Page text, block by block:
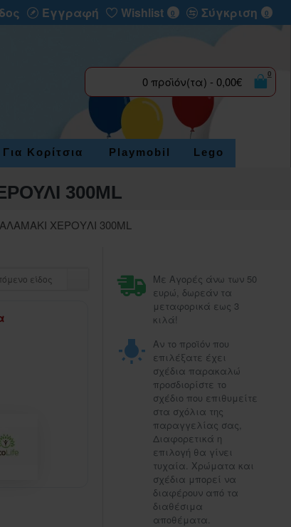
Εγγραφή Wishlist 0 Σύγκριση 0
0 προϊόν(τα) - 0,00€
0
Για Κορίτσια Playmobil Lego
ΧΕΡΟΥΛΙ 300ML
300ML
είδος
Με Αγορές άνω των 50
ευρώ, δωρεάν τα
μεταφορικά εως 3
κιλά!
Αν το προϊόν που
επιλέξατε έχει
σχέδια παρακαλώ
προσδιορίστε το
σχέδιο που επιθυμείτε
στα σχόλια της
παραγγελίας σας,
Διαφορετικά η
επιλογή θα γίνει
τυχαία. Χρώματα και
σχέδια μπορεί να
διαφέρουν από τα
διαθέσιμα
αποθέματα.